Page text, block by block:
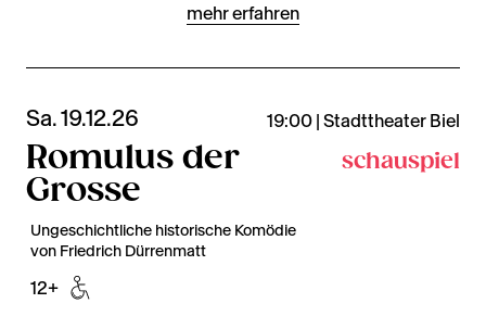
mehr erfahren
Sa. 19.12.26 19:00 | Stadttheater Biel
Romulus der
Grosse
schauspiel
Ungeschichtliche historische Komödie
von Friedrich Dürrenmatt
12+